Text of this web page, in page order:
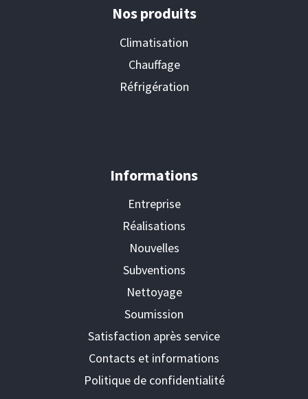
Nos produits
Climatisation
Chauffage
Réfrigération
Informations
Entreprise
Réalisations
Nouvelles
Subventions
Nettoyage
Soumission
Satisfaction après service
Contacts et informations
Politique de confidentialité